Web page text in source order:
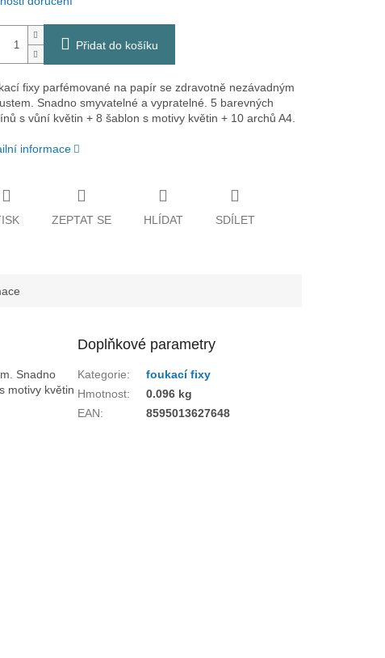
Přidat do košíku
fixy parfémované na papír se zdravotně nezávadným
Snadno smyvatelné a vypratelné. 5 barevných
s vůní květin + 8 šablon s motivy květin + 10 archů A4.
informace
ZEPTAT SE HLÍDAT SDÍLET
Snadno
motivy květin
Doplňkové parametry
Kategorie:
foukací fixy
Hmotnost:
0.096 kg
EAN: 8595013627648